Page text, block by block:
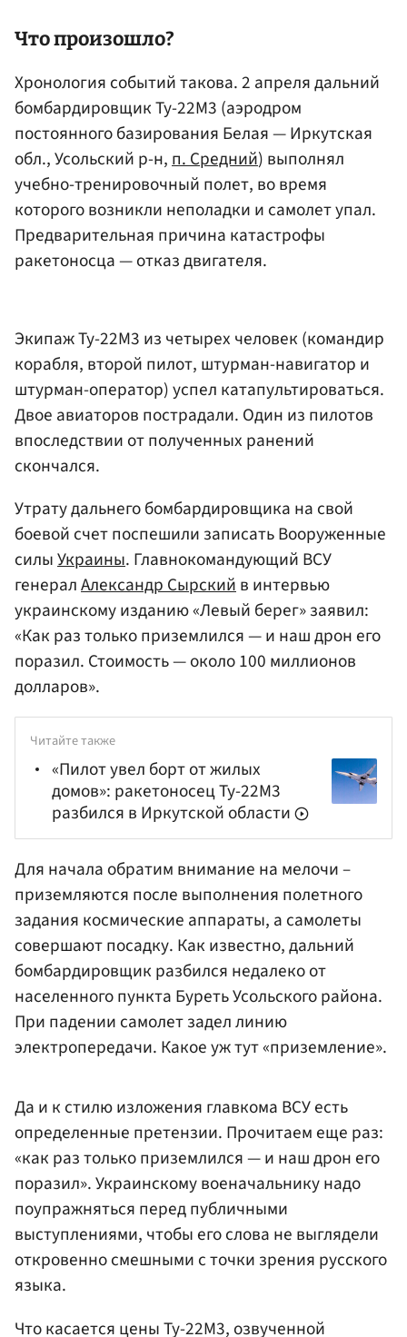
Что произошло?
Хронология событий такова. 2 апреля дальний
бомбардировщик Ту-22М3 (аэродром
постоянного базирования Белая — Иркутская
обл., Усольский р-н,п. Средний) выполнял
учебно-тренировочный полет, во время
которого возникли неполадки и самолет упал.
Предварительная причина катастрофы
ракетоносца — отказ двигателя.
Экипаж Ту-22М3 из четырех человек (командир
корабля, второй пилот, штурман-навигатор и
штурман-оператор) успел катапультироваться.
Двое авиаторов пострадали. Один из пилотов
впоследствии от полученных ранений
скончался.
Утрату дальнего бомбардировщика на свой
боевой счет поспешили записать Вооруженные
силыУкраины. Главнокомандующий ВСУ
генералАлександр Сырскийв интервью
украинскому изданию «Левый берег» заявил:
«Как раз только приземлился — и наш дрон его
поразил. Стоимость — около 100 миллионов
долларов».
Читайте также
«Пилот увел борт от жилых
домов»: ракетоносец Ту-22М3
разбился в Иркутской области
Для начала обратим внимание на мелочи –
приземляются после выполнения полетного
задания космические аппараты, а самолеты
совершают посадку. Как известно, дальний
бомбардировщик разбился недалеко от
населенного пункта Буреть Усольского района.
При падении самолет задел линию
электропередачи. Какое уж тут «приземление».
Да и к стилю изложения главкома ВСУ есть
определенные претензии. Прочитаем еще раз:
«как раз только приземлился — и наш дрон его
поразил». Украинскому военачальнику надо
поупражняться перед публичными
выступлениями, чтобы его слова не выглядели
откровенно смешными с точки зрения русского
языка.
Что касается цены Ту-22М3, озвученной